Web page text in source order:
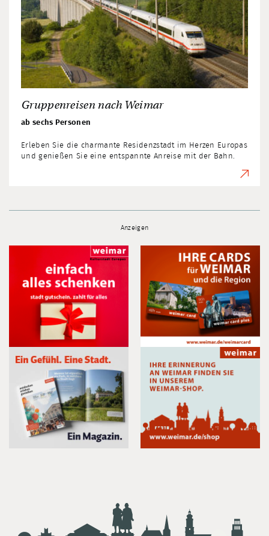
Gruppenreisen nach Weimar
ab sechs Personen
Erleben Sie die charmante Residenzstadt im Herzen Europas
und genießen Sie eine entspannte Anreise mit der Bahn.
Anzeigen